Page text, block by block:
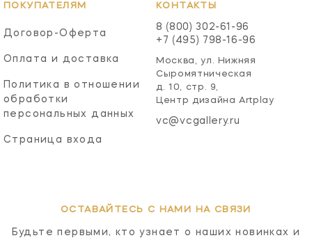
ПОКУПАТЕЛЯМ
Договор-Оферта
Оплата и доставка
Политика в отношении
обработки
персональных данных
Страница входа
КОНТАКТЫ
8 (800) 302-61-96
+7 (495) 798-16-96
Москва, ул. Нижняя
Сыромятническая
д. 10, стр. 9,
Центр дизайна Artplay
vc@vcgallery.ru
ОСТАВАЙТЕСЬ С НАМИ НА СВЯЗИ
Будьте первыми, кто узнает о наших новинках и